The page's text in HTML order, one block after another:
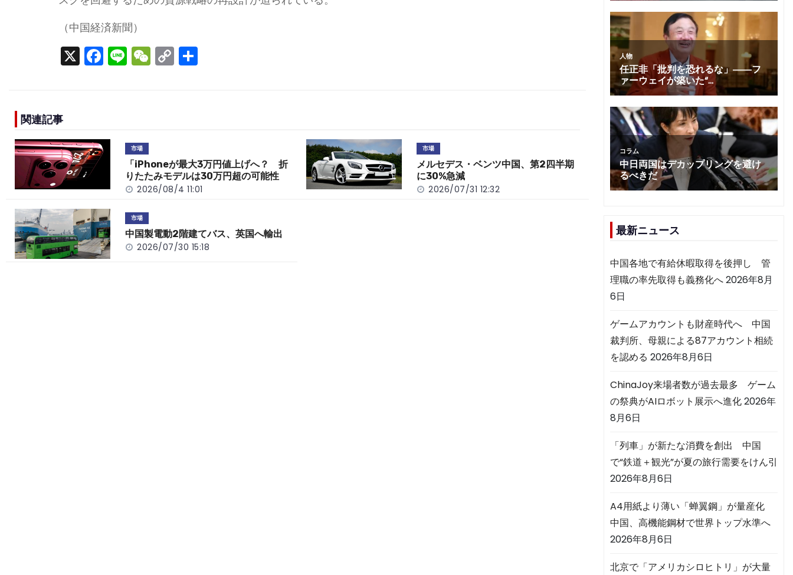
（中国経済新聞）
X F
a
k
Li
n
W
e
C
o
k
関連記事
市場
「iPhoneが最大3万円値上げへ？ 折
りたたみモデルは30万円超の可能性
2026/08/4 11:01
市場
メルセデス・ベンツ中国、第2四半期
に30%急減
2026/07/31 12:32
市場
中国製電動2階建てバス、英国へ輸出
2026/07/30 15:18
最新ニュース
中国各地で有給休暇取得を後押し 管
理職の率先取得も義務化へ2026年8月
6日
ゲームアカウントも財産時代へ 中国
裁判所、母親による87アカウント相続
を認める 2026年8月6日
ChinaJoy来場者数が過去最多 ゲーム
の祭典がAIロボット展示へ進化2026年
8月6日
「列車」が新たな消費を創出 中国
で“鉄道＋観光”が夏の旅行需要をけん引
2026年8月6日
A4用紙より薄い「蝉翼鋼」が量産化
中国、高機能鋼材で世界トップ水準へ
2026年8月6日
北京で「アメリカシロヒトリ」が大量